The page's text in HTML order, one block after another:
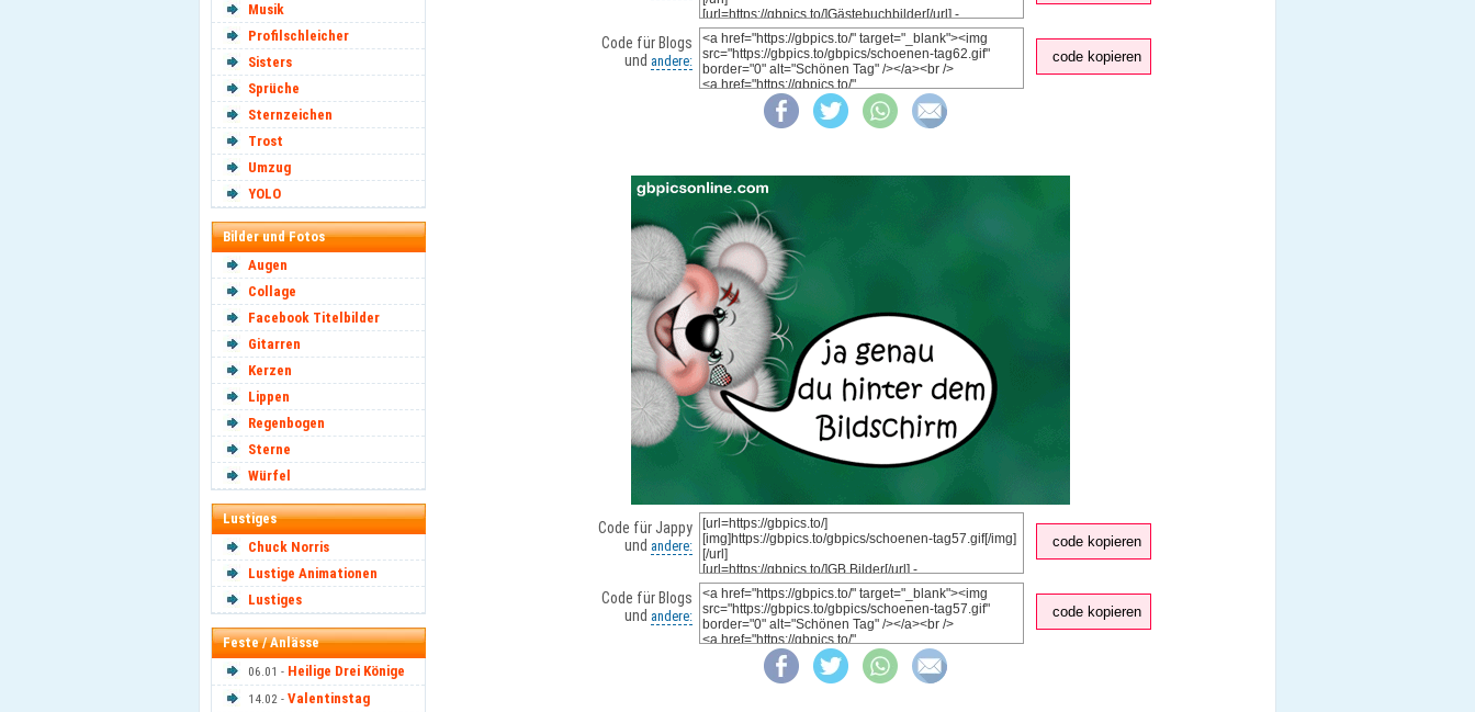
Musik
Profilschleicher
Sisters
Sprüche
Sternzeichen
Trost
Umzug
YOLO
Bilder und Fotos
Augen
Collage
Facebook Titelbilder
Gitarren
Kerzen
Lippen
Regenbogen
Sterne
Würfel
Lustiges
Chuck Norris
Lustige Animationen
Lustiges
Feste / Anlässe
06.01 - Heilige Drei Könige
14.02 - Valentinstag
Code für Blogs
und andere: code kopieren
Code für Jappy
und andere: code kopieren
Code für Blogs
und andere: code kopieren